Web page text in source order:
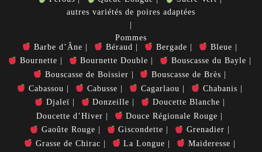
autres variétés de poires adaptées
Pommes
Barbe d’Âne
Béraud Bergade
Bleue
Bournette
Bournette Double
Bouscasse du Bayle
Bouscasse de Boissier
Bouscasse de Brès
Cabassou
Cabusse Cagarlaou
Chabanis
Djaleï
Donzeille
Doucette Blanche
Doucette d’Hiver
Douce Régionale Rouge
Gaoûte Rouge
Giscondette
Grenadier
Grasse de Chirac
La Longue
Maideresse